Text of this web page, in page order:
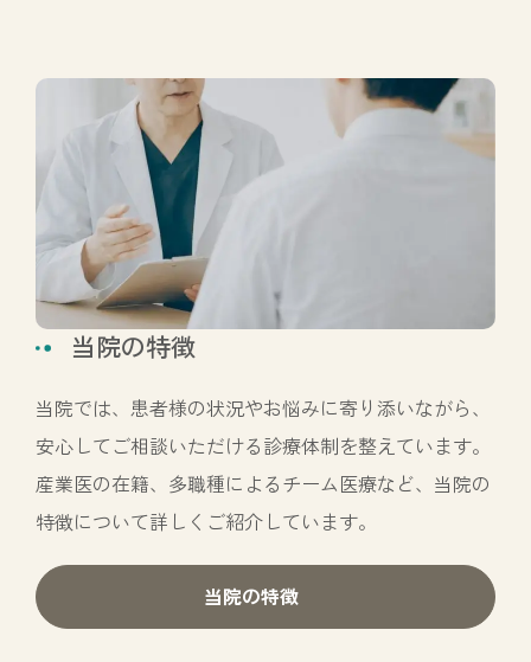
当院の特徴
当院では、患者様の状況やお悩みに寄り添いながら、
安心してご相談いただける診療体制を整えています。
産業医の在籍、多職種によるチーム医療など、当院の
特徴について詳しくご紹介しています。
当院の特徴